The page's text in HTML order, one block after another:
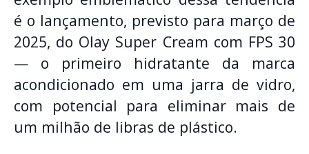
é o lançamento, previsto para março de
2025, do Olay Super Cream com FPS 30
— o primeiro hidratante da marca
acondicionado em uma jarra de vidro,
com potencial para eliminar mais de
um milhão de libras de plástico.